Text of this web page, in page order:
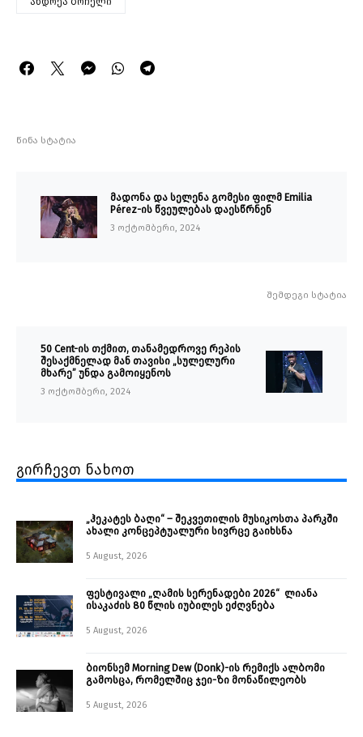
წინა სტატია
მადონა და სელენა გომესი ფილმ Emilia
Pérez-ის წვეულებას დაესწრნენ
3 ოქტომბერი, 2024
შემდეგი სტატია
50 Cent-ის თქმით, თანამედროვე რეპის
შესაქმნელად მან თავისი „სულელური
მხარე” უნდა გამოიყენოს
3 ოქტომბერი, 2024
გირჩევთ ნახოთ
„ჰეკატეს ბაღი“ – შეკვეთილის მუსიკოსთა პარკში
ახალი კონცეპტუალური სივრცე გაიხსნა ￼
5 August, 2026
ფესტივალი „ღამის სერენადები 2026“ ლიანა
ისაკაძის 80 წლის იუბილეს ეძღვნება
5 August, 2026
ბიონსემ Morning Dew (Donk)-ის რემიქს ალბომი
გამოსცა, რომელშიც ჯეი-ზი მონაწილეობს
5 August, 2026